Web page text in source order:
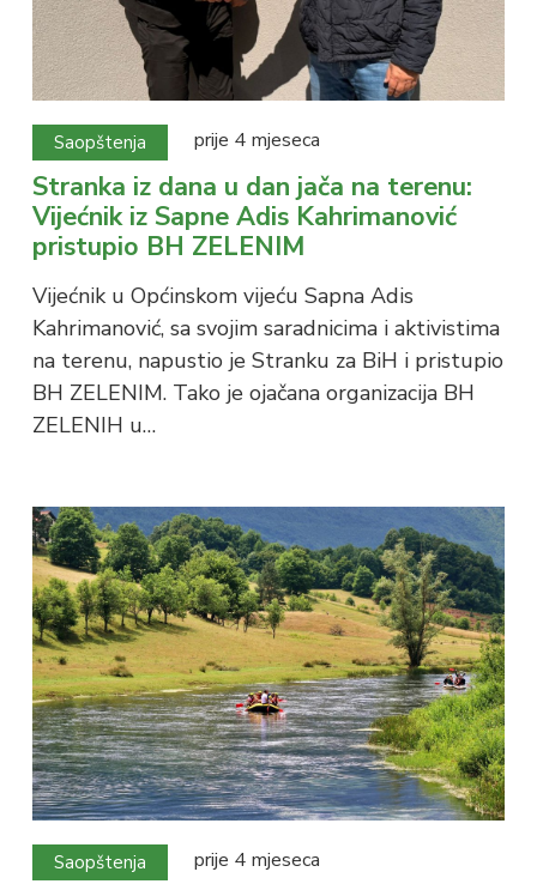
Saopštenja prije 4 mjeseca
Stranka iz dana u dan jača na terenu:
Vijećnik iz Sapne Adis Kahrimanović
pristupio BH ZELENIM
Vijećnik u Općinskom vijeću Sapna Adis
Kahrimanović, sa svojim saradnicima i aktivistima
na terenu, napustio je Stranku za BiH i pristupio
BH ZELENIM. Tako je ojačana organizacija BH
ZELENIH u…
Saopštenja prije 4 mjeseca